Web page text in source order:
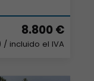
8.800 €
/ incluido el IVA